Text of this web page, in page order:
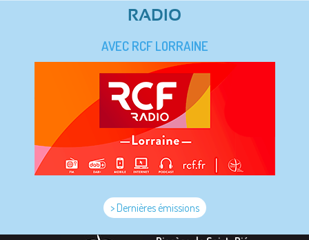
RADIO
AVEC RCF LORRAINE
> Dernières émissions